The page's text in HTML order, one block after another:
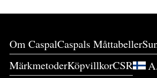
Om CaspalCaspals Måttabeller
MärkmetoderKöpvillkorCSR